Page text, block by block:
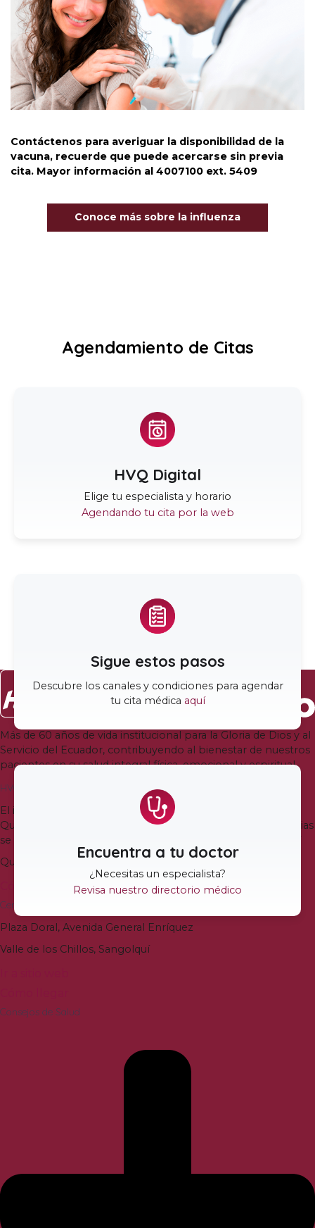
Contáctenos para averiguar la disponibilidad de la
vacuna, recuerde que puede acercarse sin previa
cita. Mayor información al 4007100 ext. 5409
Conoce más sobre la influenza
Agendamiento de Citas
HVQ Digital
Elige tu especialista y horario
Agendando tu cita por la web
Sigue estos pasos
Descubre los canales y condiciones para agendar
tu cita médica aquí
Encuentra a tu doctor
¿Necesitas un especialista?
Revisa nuestro directorio médico
Más de 60 años de vida institucional para la Gloria de Dios y al
Servicio del Ecuador, contribuyendo al bienestar de nuestros
pacientes en su salud integral física,emocional y espiritual.
HVQ Quito
El ingreso a la Torre Médica Bless del Hospital Vozandes
Quito es en la calle Veracruz y N-37
El ingreso a Emergencias
se mantiene en la Avenida Juan José de Villalengua Oe2-37
Quito
Centro de Especialidades Vozandes Valle de los Chillos
Plaza Doral, Avenida General Enríquez
Valle de los Chillos, Sangolquí
Consejos de Salud